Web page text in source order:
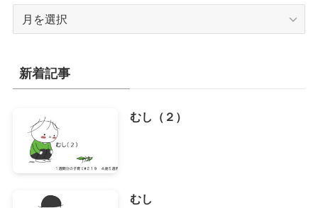
イ
ブ
新着記事
むし（２）
むし